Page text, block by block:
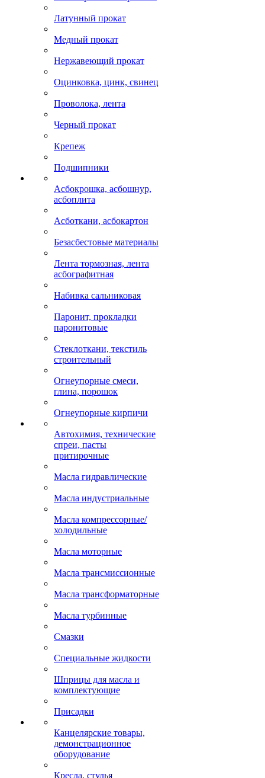
Латунный прокат
Медный прокат
Нержавеющий прокат
Оцинковка, цинк, свинец
Проволока, лента
Черный прокат
Крепеж
Подшипники
Асбокрошка, асбошнур,
асбоплита
Асботкани, асбокартон
Безасбестовые материалы
Лента тормозная, лента
асбографитная
Набивка сальниковая
Паронит, прокладки
паронитовые
Стеклоткани, текстиль
строительный
Огнеупорные смеси,
глина, порошок
Огнеупорные кирпичи
Автохимия, технические
спреи, пасты
притирочные
Масла гидравлические
Масла индустриальные
Масла компрессорные/
холодильные
Масла моторные
Масла трансмиссионные
Масла трансформаторные
Масла турбинные
Смазки
Специальные жидкости
Шприцы для масла и
комплектующие
Присадки
Канцелярские товары,
демонстрационное
оборудование
Кресла, стулья